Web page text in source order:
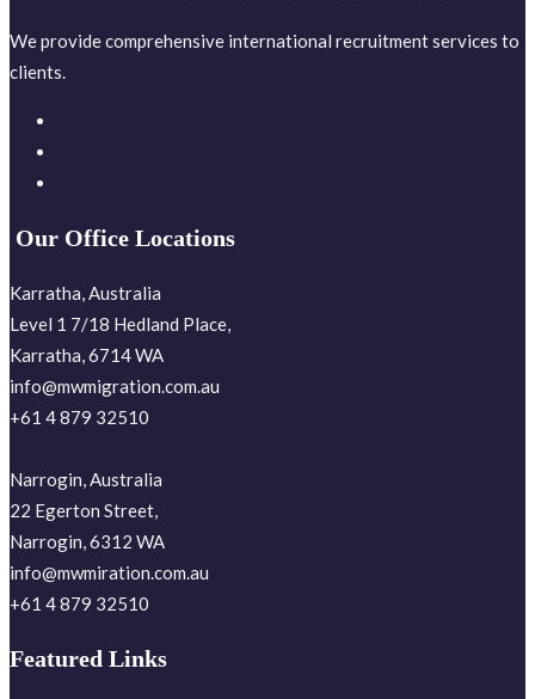
We provide comprehensive international recruitment services to
clients.
Our Office Locations
Karratha, Australia
Level 1 7/18 Hedland Place,
Karratha, 6714 WA
info@mwmigration.com.au
+61 4 879 32510
Narrogin, Australia
22 Egerton Street,
Narrogin, 6312 WA
info@mwmiration.com.au
+61 4 879 32510
Featured Links